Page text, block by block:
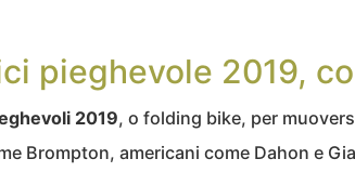
pieghevole 2019,
2019, o folding bike, per
Brompton, americani come Dahon e